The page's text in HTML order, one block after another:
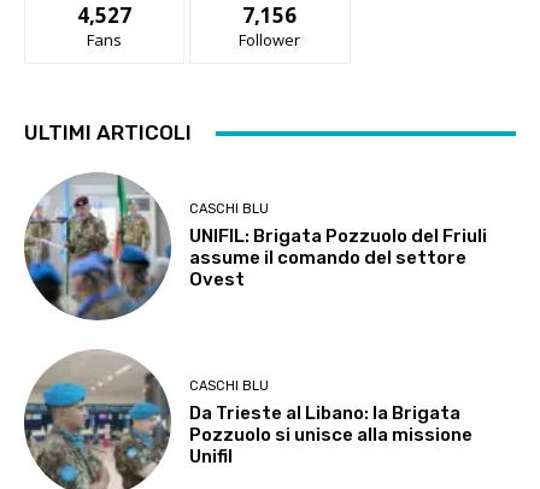
4,527
Fans
7,156
Follower
ULTIMI ARTICOLI
CASCHI BLU
UNIFIL: Brigata Pozzuolo del Friuli
assume il comando del settore
Ovest
CASCHI BLU
Da Trieste al Libano: la Brigata
Pozzuolo si unisce alla missione
Unifil